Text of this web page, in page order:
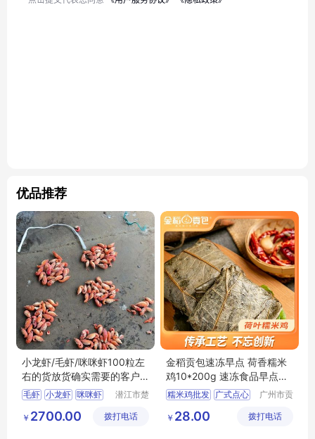
优品推荐
小龙虾/毛虾/咪咪虾100粒左
右的货放货确实需要的客户
可以来搞点
毛虾 小龙虾 咪咪虾
潜江市楚
有限公司
￥ 2700.00 拨打电话
金稻贡包速冻早点 荷香糯米
鸡10*200g 速冻食品早点早
茶广式点心批发价格 早餐供
应商 酒家之选
糯米鸡批发 广式点心
速冻早点
广州市贡
理有限公
￥ 28.00 拨打电话